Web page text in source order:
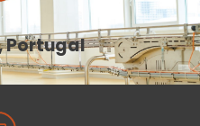
Portugal